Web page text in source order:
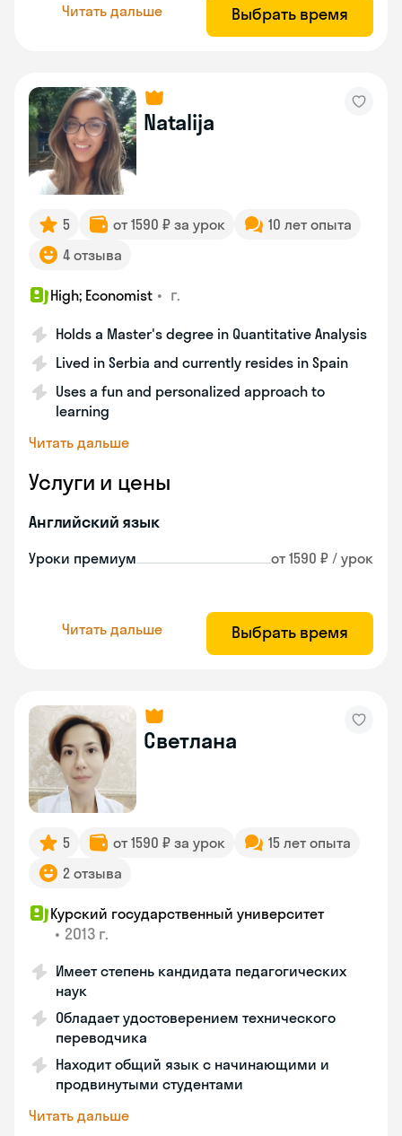
Читать дальше Выбрать время
Natalija
5 от 1590 ₽ за урок
10 лет опыта
4 отзыва
High; Economist • г.
Holds a Master's degree in Quantitative Analysis
Lived in Serbia and currently resides in Spain
Uses a fun and personalized approach to
learning
Читать дальше
Услуги и цены
Английский язык
Уроки премиум от 1590 ₽ / урок
Читать дальше Выбрать время
Светлана
5 от 1590 ₽ за урок
15 лет опыта
2 отзыва
Курский государственный университет
• 2013 г.
Имеет степень кандидата педагогических
наук
Обладает удостоверением технического
переводчика
Находит общий язык с начинающими и
продвинутыми студентами
Читать дальше